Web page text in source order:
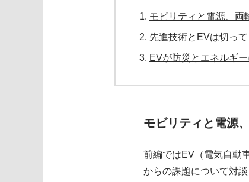
モビリティと電源、両
先進技術とEVは切っ
EVが防災とエネルギ
モビリティと電源
前編ではEV（電気自動
からの課題について対談